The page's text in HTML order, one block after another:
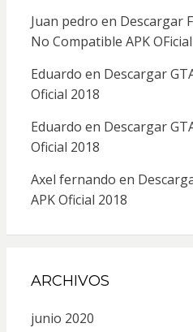
Juan pedro en Descargar
No Compatible APK
Eduardo en Descargar
Oficial 2018
Eduardo en Descargar
Oficial 2018
Axel fernando en
APK Oficial 2018
ARCHIVOS
junio 2020